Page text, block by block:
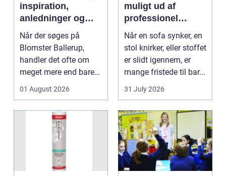
inspiration,
anledninger og
lokale muligheder
Når der søges på
Blomster Ballerup,
handler det ofte om
meget mere end bare
en hurtig buket.
Blomste...
01 August 2026
muligt ud af
professionel
møbelpolstring
Når en sofa synker, en
stol knirker, eller stoffet
er slidt igennem, er
mange fristede til bar...
31 July 2026